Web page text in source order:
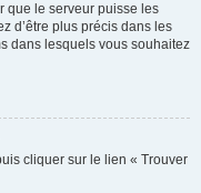
que le serveur puisse les
d’être plus précis dans les
dans lesquels vous souhaitez
cliquer sur le lien « Trouver